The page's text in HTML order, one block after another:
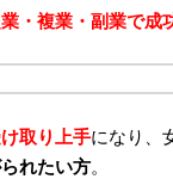
・複業・副業で成
取り上手になり、
れたい方。